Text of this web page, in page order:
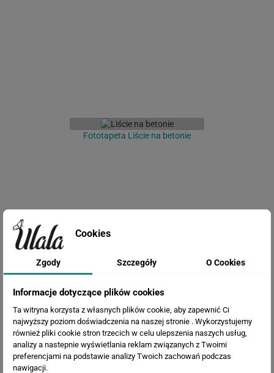
Fototapeta Liście na betonie
brązu
Cookies
Zgody Szczegóły O Cookies
Informacje dotyczące plików cookies
Ta witryna korzysta z własnych plików cookie, aby zapewnić Ci
najwyższy poziom doświadczenia na naszej stronie . Wykorzystujemy
również pliki cookie stron trzecich w celu ulepszenia naszych usług,
analizy a nastepnie wyświetlania reklam związanych z Twoimi
preferencjami na podstawie analizy Twoich zachowań podczas
nawigacji.